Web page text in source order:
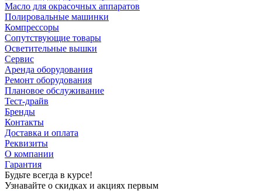
Масло для окрасочных аппаратов
Полировальные машинки
Компрессоры
Сопутствующие товары
Осветительные вышки
Сервис
Аренда оборудования
Ремонт оборудования
Плановое обслуживание
Тест-драйв
Бренды
Контакты
Доставка и оплата
Реквизиты
О компании
Гарантия
Будьте всегда в курсе!
Узнавайте о скидках и акциях первым